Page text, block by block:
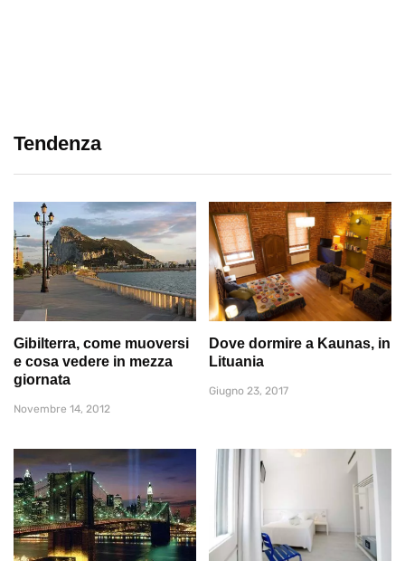
Tendenza
Gibilterra, come muoversi
e cosa vedere in mezza
giornata
Novembre 14, 2012
Dove dormire a Kaunas, in
Lituania
Giugno 23, 2017